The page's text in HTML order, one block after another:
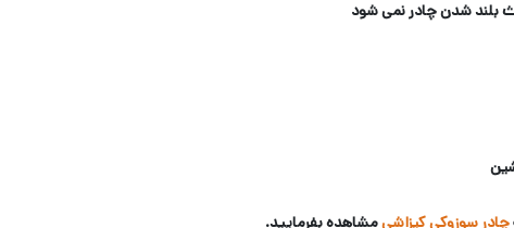
بلند شدن چادر نمی شود
چادر سوزوکی کیزاشیمشاهده بفرمایید.